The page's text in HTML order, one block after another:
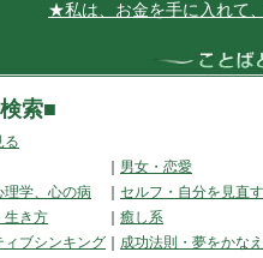
は、お金を手に入れて、豊かさ
索■
る
男女・恋愛
理学、心の病
セルフ・自分を見直す
生き方
癒し系
ィブシンキング
成功法則・夢をかな